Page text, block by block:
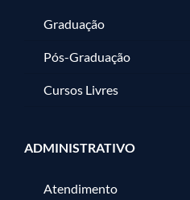
Graduação
Pós-Graduação
Cursos Livres
ADMINISTRATIVO
Atendimento